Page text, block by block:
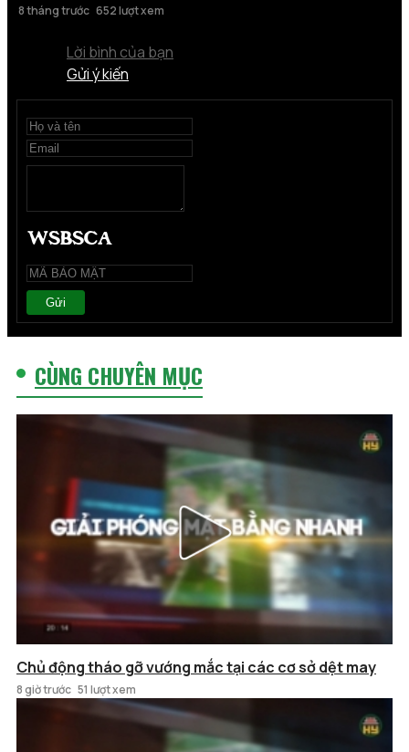
8 tháng trước 652 lượt xem
Lời bình của bạn
Gửi ý kiến
Gửi
CÙNG CHUYÊN MỤC
Chủ động tháo gỡ vướng mắc tại các cơ sở dệt may
8 giờ trước 51 lượt xem